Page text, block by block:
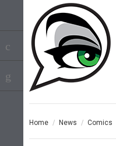
Home / News / Comics